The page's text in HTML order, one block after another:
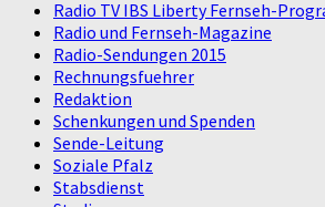
Radio TV IBS Liberty Fernseh-
Radio und Fernseh-Magazine
Radio-Sendungen 2015
Rechnungsfuehrer
Redaktion
Schenkungen und Spenden
Sende-Leitung
Soziale Pfalz
Stabsdienst